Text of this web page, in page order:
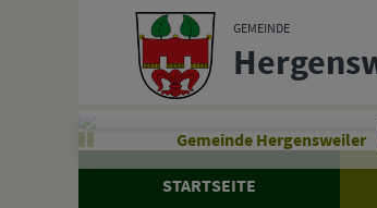
zur Navigationoder
GEMEINDE
Gemeinde Hergensweiler
STARTSEITE